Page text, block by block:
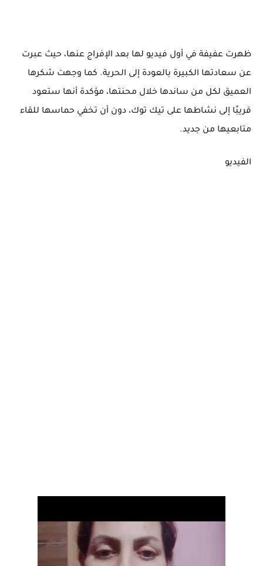
ظهرت عفيفة في أول فيديو لها بعد الإفراج عنها، حيث عبرت
عن سعادتها الكبيرة بالعودة إلى الحرية. كما وجهت شكرها
العميق لكل من ساندها خلال محنتها، مؤكدة أنها ستعود
قريبًا إلى نشاطها على تيك توك، دون أن تخفي حماسها للقاء
متابعيها من جديد.
الفيديو